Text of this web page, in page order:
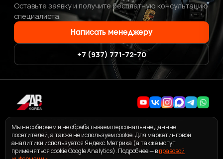
Оставьте заявку и получите бесплатную консультацию
специалиста.
Написать менеджеру
+7 (937) 771-72-70
Мы не собираем и не обрабатываем персональные данные
посетителей, а также не используем cookie. Для маркетинговой
аналитики используется Яндекс.Метрика (а также могут
применяться cookie Google Analytics). Подробнее — вправовой